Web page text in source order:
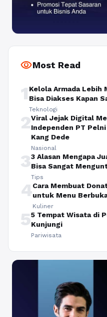
visibilityMost Read
1 Kelola Armada Lebih
Bisa Diakses Kapan
Teknologi
2Viral Jejak Digital
Independen PT
Kang Dede
Nasional
33 Alasan Mengapa
Bisa Sangat
Tips
4Cara Membuat
untuk Menu
Kuliner
55 Tempat Wisata di
Kunjungi
Pariwisata